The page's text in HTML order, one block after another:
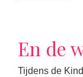
En de
Tijdens de